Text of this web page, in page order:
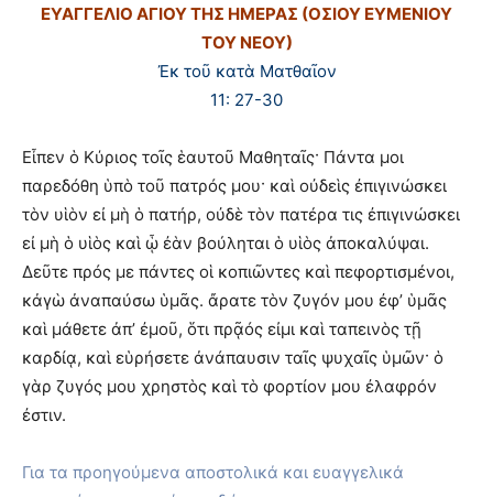
ΕΥΑΓΓΕΛΙΟ ΑΓΙΟΥ ΤΗΣ ΗΜΕΡΑΣ (ΟΣΙΟΥ ΕΥΜΕΝΙΟΥ
ΤΟΥ ΝΕΟΥ)
Ἐκ τοῦ κατὰ Ματθαῖον
11: 27-30
Εἶπεν ὁ Κύριος τοῖς ἑαυτοῦ Μαθηταῖς· Πάντα μοι
παρεδόθη ὑπὸ τοῦ πατρός μου· καὶ οὐδεὶς ἐπιγινώσκει
τὸν υἱὸν εἰ μὴ ὁ πατήρ, οὐδὲ τὸν πατέρα τις ἐπιγινώσκει
εἰ μὴ ὁ υἱὸς καὶ ᾧ ἐὰν βούληται ὁ υἱὸς ἀποκαλύψαι.
Δεῦτε πρός με πάντες οἱ κοπιῶντες καὶ πεφορτισμένοι,
κἀγὼ ἀναπαύσω ὑμᾶς. ἄρατε τὸν ζυγόν μου ἐφ’ ὑμᾶς
καὶ μάθετε ἀπ’ ἐμοῦ, ὅτι πρᾷός εἰμι καὶ ταπεινὸς τῇ
καρδίᾳ, καὶ εὑρήσετε ἀνάπαυσιν ταῖς ψυχαῖς ὑμῶν· ὁ
γὰρ ζυγός μου χρηστὸς καὶ τὸ φορτίον μου ἐλαφρόν
ἐστιν.
Για τα προηγούμενα αποστολικά και ευαγγελικά